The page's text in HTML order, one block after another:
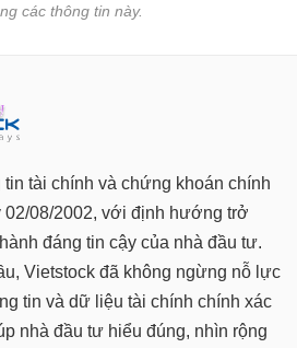
các thông tin này.
tài chính và chứng khoán chính
02/08/2002, với định hướng trở
đáng tin cậy của nhà đầu tư.
Vietstock đã không ngừng nỗ lực
tin và dữ liệu tài chính chính xác
nhà đầu tư hiểu đúng, nhìn rộng